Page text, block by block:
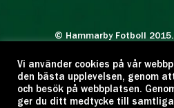
© Hammarby Fotboll
Eftertryck eller annan
Citera oss gärna
www.hammarbyfotboll.se.
Vi använder cookies på vår
den bästa upplevelsen, genom
och besök på webbplatsen.
ger du ditt medtycke till samtliga